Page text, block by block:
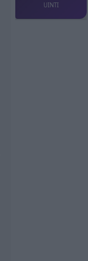
UINTI